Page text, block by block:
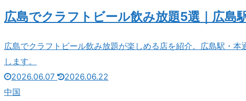
広島でクラフトビール飲み放題5選｜広島
広島でクラフトビール飲み放題が楽しめる店を紹介。広島駅・
します。
2026.06.07
2026.06.22
中国